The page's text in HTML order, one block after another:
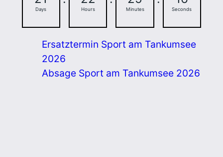
Days Hours Minutes Seconds
Ersatztermin Sport am Tankumsee
2026
Absage Sport am Tankumsee 2026